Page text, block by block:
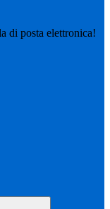
di posta elettronica!